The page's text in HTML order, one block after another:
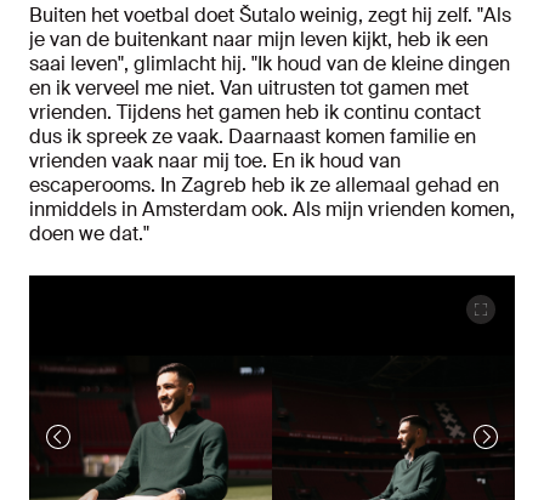
Buiten het voetbal doet Šutalo weinig, zegt hij zelf. "Als
je van de buitenkant naar mijn leven kijkt, heb ik een
saai leven", glimlacht hij. "Ik houd van de kleine dingen
en ik verveel me niet. Van uitrusten tot gamen met
vrienden. Tijdens het gamen heb ik continu contact
dus ik spreek ze vaak. Daarnaast komen familie en
vrienden vaak naar mij toe. En ik houd van
escaperooms. In Zagreb heb ik ze allemaal gehad en
inmiddels in Amsterdam ook. Als mijn vrienden komen,
doen we dat."